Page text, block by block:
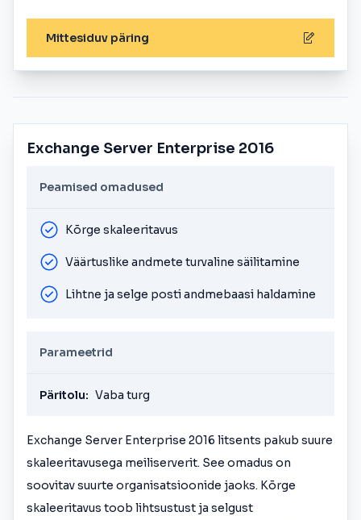
Mittesiduv päring
Exchange Server Enterprise 2016
Exchange Server Enterprise 2016 litsents pakub suure
skaleeritavusega meiliserverit. See omadus on
soovitav suurte organisatsioonide jaoks. Kõrge
skaleeritavus toob lihtsustust ja selgust
Peamised omadused
Kõrge skaleeritavus
Väärtuslike andmete turvaline säilitamine
Lihtne ja selge posti andmebaasi haldamine
Parameetrid
Päritolu: Vaba turg